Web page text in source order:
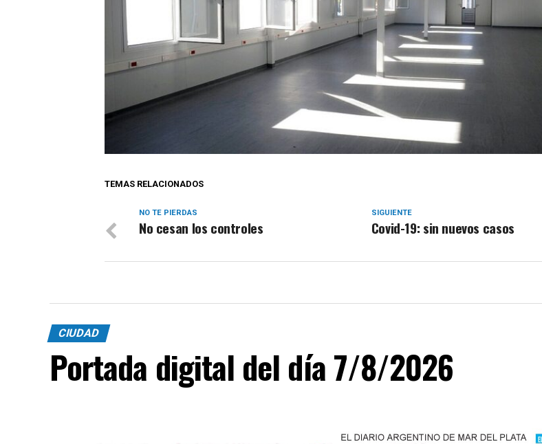
TEMAS RELACIONADOS
SIGUIENTE
Covid-19: sin nuevos casos
NO TE PIERDAS
No cesan los controles
CIUDAD
Portada digital del día 7/8/2026